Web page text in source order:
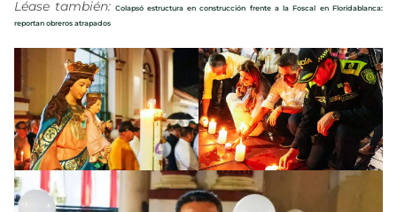
Léase también: Colapsó estructura en construcción frente a la Foscal en Floridablanca:
reportan obreros atrapados